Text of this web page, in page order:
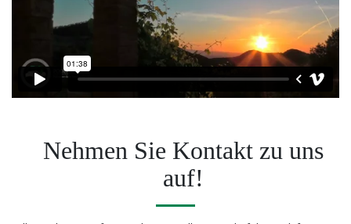
Nehmen Sie Kontakt zu uns
auf!